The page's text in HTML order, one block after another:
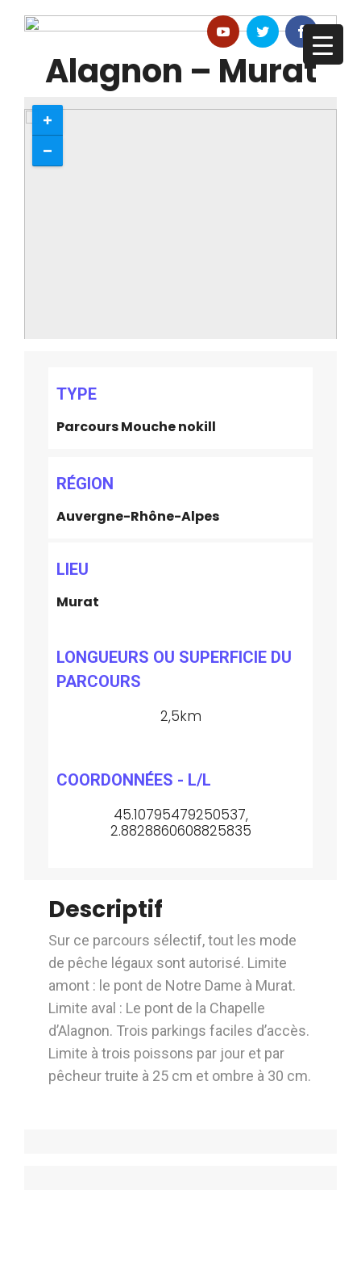
Alagnon – Murat
TYPE
Parcours Mouche nokill
RÉGION
Auvergne-Rhône-Alpes
LIEU
Murat
LONGUEURS OU SUPERFICIE DU
PARCOURS
2,5km
COORDONNÉES - L/L
45.10795479250537,
2.8828860608825835
Descriptif
Sur ce parcours sélectif, tout les mode
de pêche légaux sont autorisé. Limite
amont : le pont de Notre Dame à Murat.
Limite aval : Le pont de la Chapelle
d’Alagnon. Trois parkings faciles d’accès.
Limite à trois poissons par jour et par
pêcheur truite à 25 cm et ombre à 30 cm.